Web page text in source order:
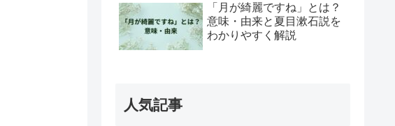
「月が綺麗ですね」とは？
意味・由来と夏目漱石説を
わかりやすく解説
人気記事